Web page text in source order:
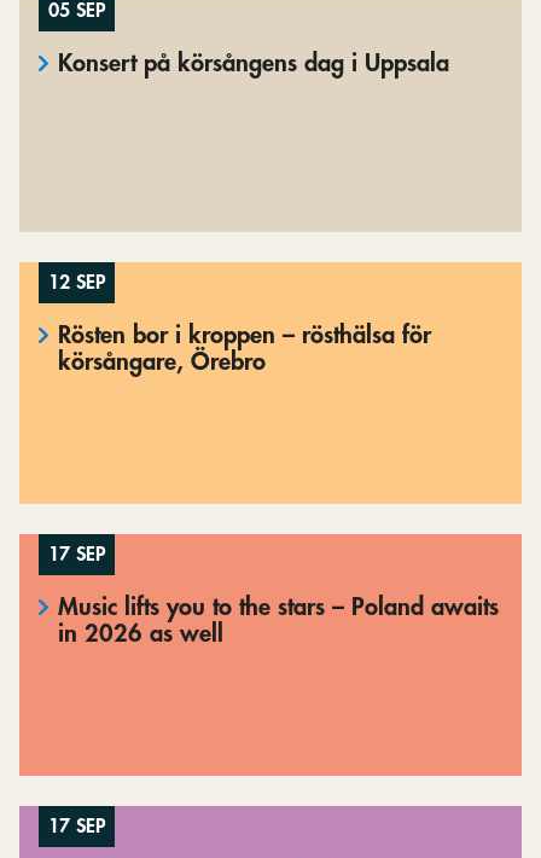
05 SEP
Konsert på körsångens dag i Uppsala
12 SEP
Rösten bor i kroppen – rösthälsa för
körsångare, Örebro
17 SEP
Music lifts you to the stars – Poland awaits
in 2026 as well
17 SEP